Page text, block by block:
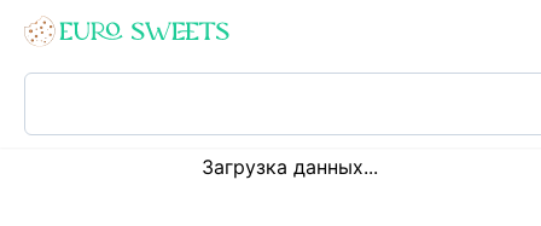
Loading...
Загрузка данных...